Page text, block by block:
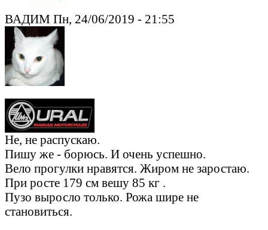
ВАДИМ Пн, 24/06/2019 - 21:55
Не, не распускаю.
Пишу же - борюсь. И очень успешно.
Вело прогулки нравятся. Жиром не заростаю.
При росте 179 см вешу 85 кг .
Пузо выросло только. Рожа шире не
становиться.